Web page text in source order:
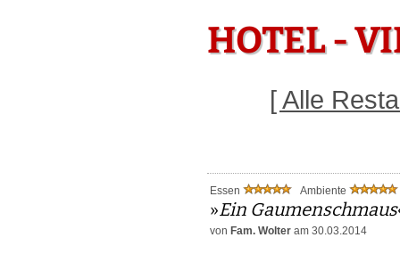
HOTEL -
[ Alle
Essen Ambiente
»Ein Gaumenschmaus
von Fam. Wolter am 30.03.2014